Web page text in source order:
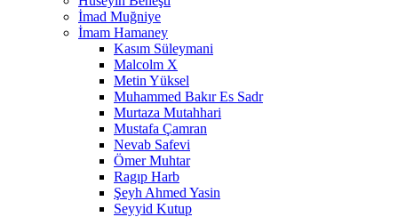
İmad Muğniye
İmam Hamaney
Kasım Süleymani
Malcolm X
Metin Yüksel
Muhammed Bakır Es Sadr
Murtaza Mutahhari
Mustafa Çamran
Nevab Safevi
Ömer Muhtar
Ragıp Harb
Şeyh Ahmed Yasin
Seyyid Kutup